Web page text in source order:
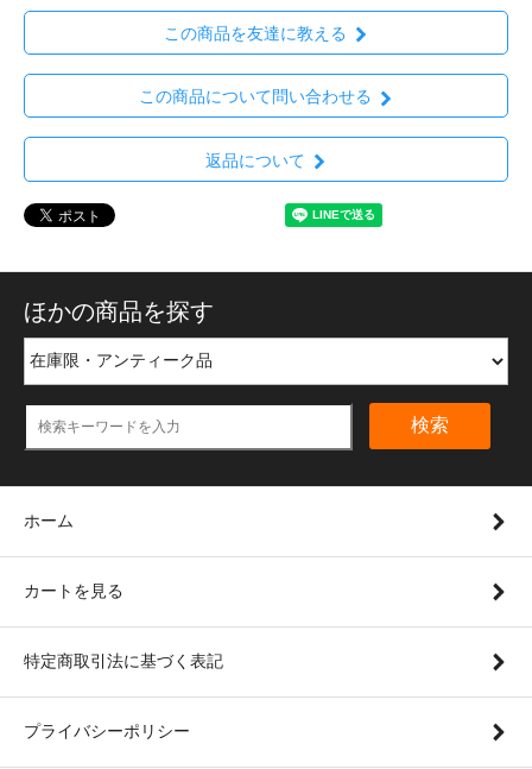
この商品を友達に教える
この商品について問い合わせる
返品について
ほかの商品を探す
検索
ホーム
カートを見る
特定商取引法に基づく表記
プライバシーポリシー